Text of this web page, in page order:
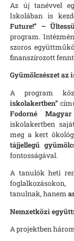
Az új tanévvel
Iskolában is
Future!” –
program.
szoros
finanszírozott
Gyümölcsészet az
A program
iskolakertben”
Fodorné
iskolakertben
meg a kert
tájjellegű
fontosságával.
A tanulók heti
tanulnak, hanem
Nemzetközi
A projektben